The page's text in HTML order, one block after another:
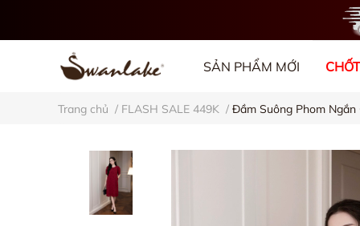
SẢN PHẨM MỚI
VỀ CHÚNG TÔI
Trang chủ / FLASH SALE 449K / Đầm Suông Phom